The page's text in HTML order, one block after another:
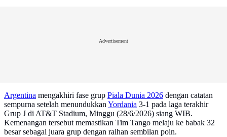
Advertisement
Argentina mengakhiri fase grup Piala Dunia 2026 dengan catatan
sempurna setelah menundukkanYordania 3-1 pada laga terakhir
Grup J di AT&T Stadium, Minggu (28/6/2026) siang WIB.
Kemenangan tersebut memastikan Tim Tango melaju ke babak 32
besar sebagai juara grup dengan raihan sembilan poin.